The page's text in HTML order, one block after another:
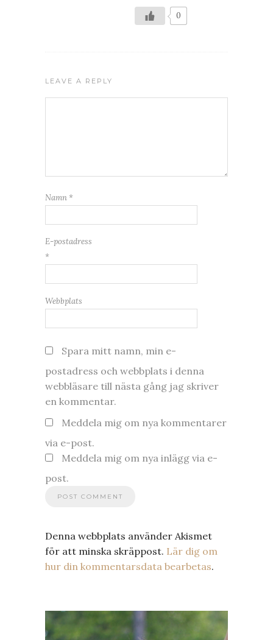
0
LEAVE A REPLY
Namn *
E-postadress
*
Webbplats
Spara mitt namn, min e-
postadress och webbplats i denna
webbläsare till nästa gång jag skriver
en kommentar.
Meddela mig om nya kommentarer
via e-post.
Meddela mig om nya inlägg via e-
post.
Denna webbplats använder Akismet
för att minska skräppost. Lär dig om
hur din kommentarsdata bearbetas.